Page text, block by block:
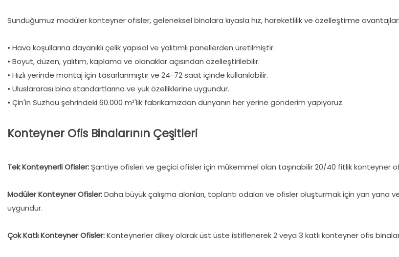
Sunduğumuz modüler konteyner ofisler, geleneksel binalara kıyasla hız, hareketlilik ve özelleştirme
• Hava koşullarına dayanıklı çelik yapısal ve yalıtımlı panellerden üretilmiştir.
• Boyut, düzen, yalıtım, kaplama ve olanaklar açısından özelleştirilebilir.
• Hızlı yerinde montaj için tasarlanmıştır ve 24-72 saat içinde kullanılabilir.
• Uluslararası bina standartlarına ve yük özelliklerine uygundur.
• Çin'in Suzhou şehrindeki 60.000 m²'lik fabrikamızdan dünyanın her yerine gönderim yapıyoruz.
Konteyner Ofis Binalarının Çeşitleri
Tek Konteynerli Ofisler:Şantiye ofisleri ve geçici ofisler için mükemmel olan taşınabilir 20/40 fitlik konteyner
Modüler Konteyner Ofisler:Daha büyük çalışma alanları, toplantı odaları ve ofisler oluşturmak için yan
uygundur.
Çok Katlı Konteyner Ofisler:Konteynerler dikey olarak üst üste istiflenerek 2 veya 3 katlı konteyner ofis binaları